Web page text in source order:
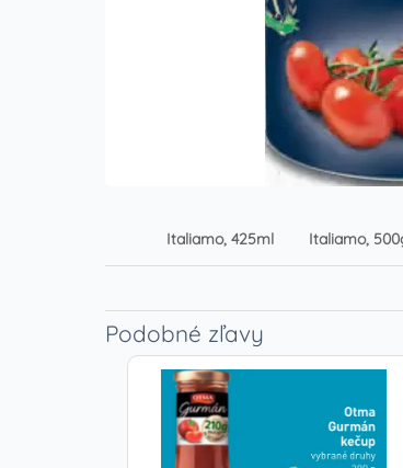
Italiamo, 425ml Italiamo,
Podobné zľavy